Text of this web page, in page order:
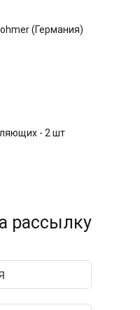
(Германия)
- 2 шт
рассылку